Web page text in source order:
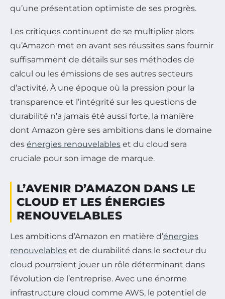
qu’une présentation optimiste de ses progrès.
Les critiques continuent de se multiplier alors
qu’Amazon met en avant ses réussites sans fournir
suffisamment de détails sur ses méthodes de
calcul ou les émissions de ses autres secteurs
d’activité. À une époque où la pression pour la
transparence et l’intégrité sur les questions de
durabilité n’a jamais été aussi forte, la manière
dont Amazon gère ses ambitions dans le domaine
des énergies renouvelables et du cloud sera
cruciale pour son image de marque.
L’AVENIR D’AMAZON DANS LE
CLOUD ET LES ÉNERGIES
RENOUVELABLES
Les ambitions d’Amazon en matière d’énergies
renouvelables et de durabilité dans le secteur du
cloud pourraient jouer un rôle déterminant dans
l’évolution de l’entreprise. Avec une énorme
infrastructure cloud comme AWS, le potentiel de